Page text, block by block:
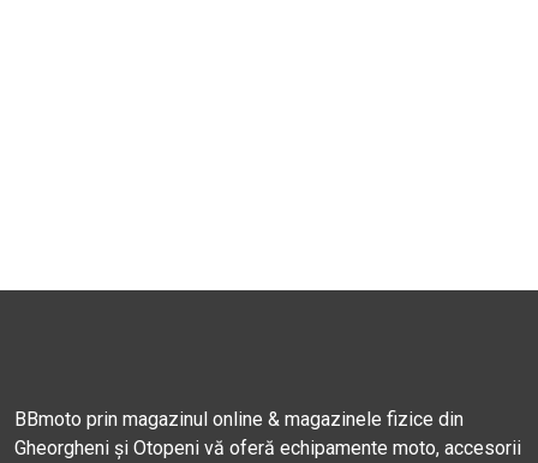
BBmoto prin magazinul online & magazinele fizice din
Gheorgheni și Otopeni vă oferă echipamente moto, accesorii